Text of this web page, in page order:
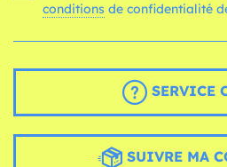
conditions de confidentialité
SERVICE
SUIVRE MA